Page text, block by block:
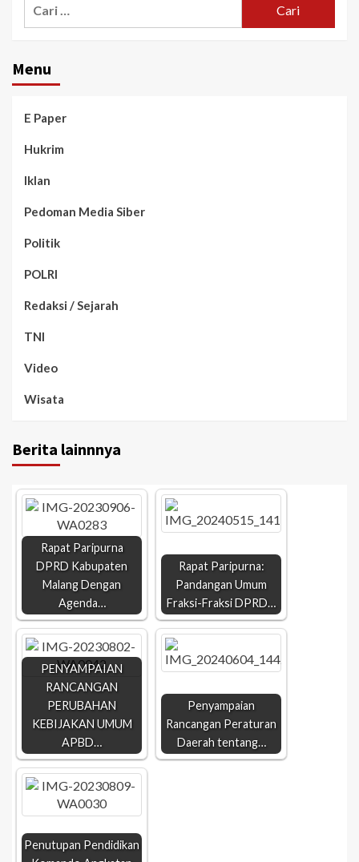
Menu
E Paper
Hukrim
Iklan
Pedoman Media Siber
Politik
POLRI
Redaksi / Sejarah
TNI
Video
Wisata
Berita lainnnya
Rapat Paripurna
DPRD Kabupaten
Malang Dengan
Agenda…
Rapat Paripurna:
Pandangan Umum
Fraksi-Fraksi DPRD…
PENYAMPAIAN
RANCANGAN
PERUBAHAN
KEBIJAKAN UMUM
APBD…
Penyampaian
Rancangan Peraturan
Daerah tentang…
Penutupan Pendidikan